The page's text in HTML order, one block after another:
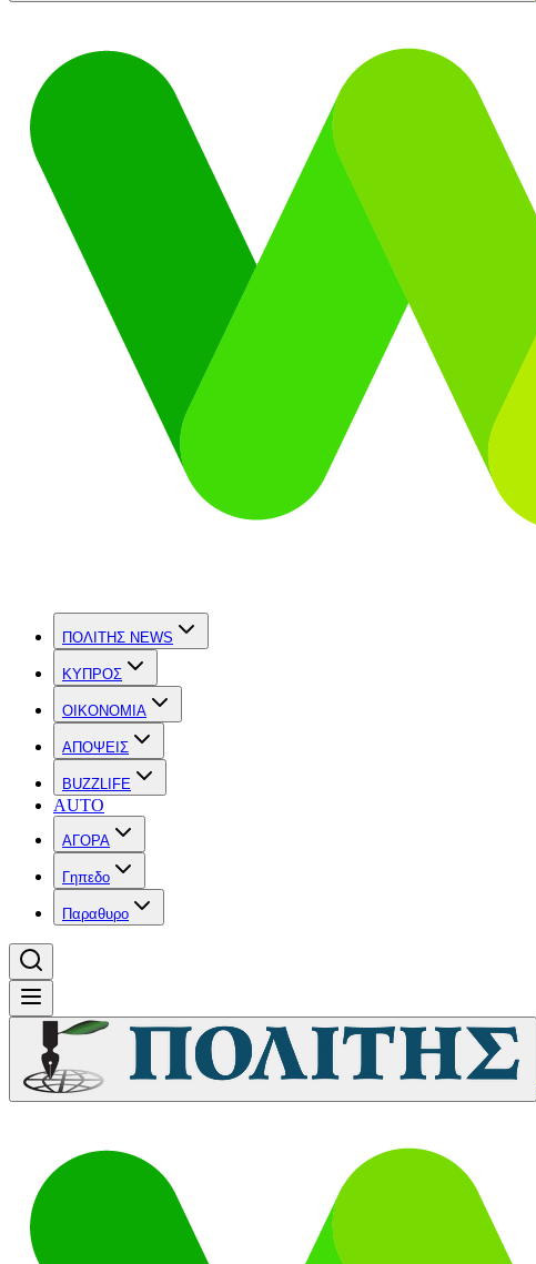
ΠΟΛΙΤΗΣ NEWS
ΚΥΠΡΟΣ
OIKONOMIA
ΑΠΟΨΕΙΣ
BUZZLIFE
AUTO
ΑΓΟΡΑ
Γηπεδο
Παραθυρο